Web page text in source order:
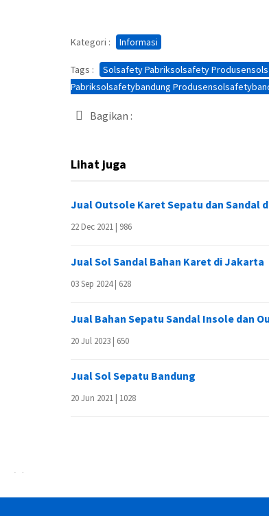
Kategori : Informasi
Tags :
Solsafety Pabriksolsafety
Pabriksolsafetybandung
Bagikan :
Lihat juga
Jual Outsole Karet Sepatu dan Sandal
22 Dec 2021 | 986
Jual Sol Sandal Bahan Karet di Jakarta
03 Sep 2024 | 628
Jual Bahan Sepatu Sandal Insole dan
20 Jul 2023 | 650
Jual Sol Sepatu Bandung
20 Jun 2021 | 1028
Sol Sepatu Karet Bandung 18